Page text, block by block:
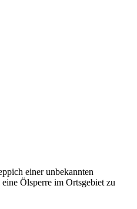
einer unbekannten
Ölsperre im Ortsgebiet zu